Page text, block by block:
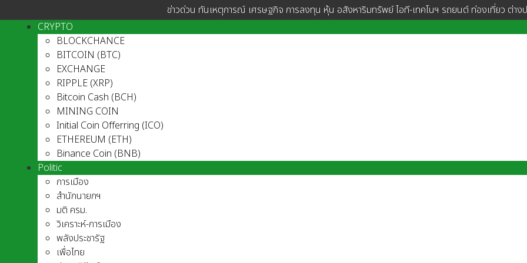
ข่าวด่วน ทันเหตุการณ์ เศรษฐกิจ การลงทุน หุ้น อสังหาริมทรัพย์ ไอที-เทคโนฯ รถยนต์ ท่องเที่ยว ต่างป
CRYPTO
BLOCKCHANCE
BITCOIN (BTC)
EXCHANGE
RIPPLE (XRP)
Bitcoin Cash (BCH)
MINING COIN
Initial Coin Offerring (ICO)
ETHEREUM (ETH)
Binance Coin (BNB)
Politic
การเมือง
สำนักนายกฯ
มติ ครม.
วิเคราะห์-การเมือง
พลังประชารัฐ
เพื่อไทย